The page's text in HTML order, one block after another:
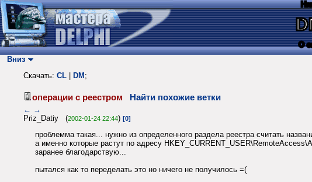
О
Вниз
Скачать: CL DM ;
операции с реестром Найти похожие ветки
← →
Priz_Datiy (2002-01-24 22:44) [0]
проблемма такая... нужно из определенного раздела реестра считать
а именно которые растут по адресу
заранее благодарствую...
пытался как то переделать это но ничего не получилось =(